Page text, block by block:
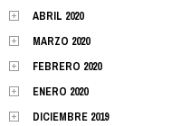
ABRIL 2020
MARZO 2020
FEBRERO 2020
ENERO 2020
DICIEMBRE 2019